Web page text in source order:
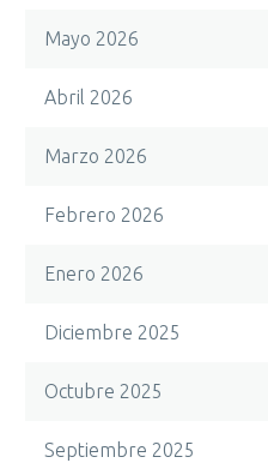
Mayo 2026
Abril 2026
Marzo 2026
Febrero 2026
Enero 2026
Diciembre 2025
Octubre 2025
Septiembre 2025